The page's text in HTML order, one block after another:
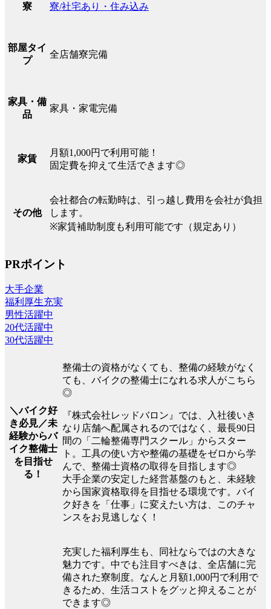
寮 寮/社宅あり・住み込み
部屋タイ
プ
全店舗寮完備
家具・備
品
家具・家電完備
家賃
月額1,000円で利用可能！
固定費を抑えて生活できます◎
その他
会社都合の転勤時は、引っ越し費用を会社が負担
します。
※家賃補助制度も利用可能です（規定あり）
PRポイント
大手企業
福利厚生充実
男性活躍中
20代活躍中
30代活躍中
＼バイク好
き必見／未
経験からバ
イク整備士
を目指せ
る！
整備士の資格がなくても、整備の経験がなく
ても、バイクの整備士になれる求人がこちら
◎
『株式会社レッドバロン』では、入社後いき
なり店舗へ配属されるのではなく、最長90日
間の「二輪整備専門スクール」からスター
ト。工具の使い方や整備の基礎をゼロから学
んで、整備士資格の取得を目指します◎
大手企業の安定した経営基盤のもと、未経験
から国家資格取得を目指せる環境です。バイ
ク好きを「仕事」に変えたい方は、このチャ
ンスをお見逃しなく！
充実した福利厚生も、同社ならではの大きな
魅力です。中でも注目すべきは、全店舗に完
備された寮制度。なんと月額1,000円で利用で
きるため、生活コストをグッと抑えることが
できます◎